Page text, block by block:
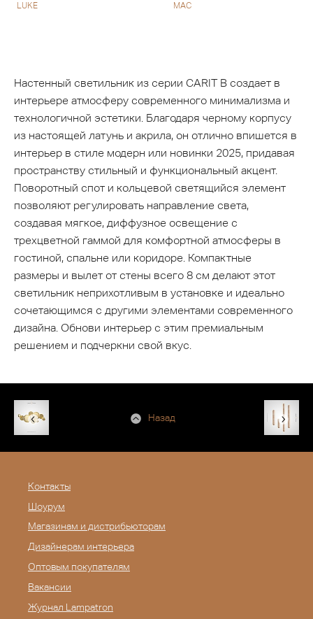
LUKE MAC
Настенный светильник из серии CARIT B создает в
интерьере атмосферу современного минимализма и
технологичной эстетики. Благодаря черному корпусу
из настоящей латунь и акрила, он отлично впишется в
интерьер в стиле модерн или новинки 2025, придавая
пространству стильный и функциональный акцент.
Поворотный спот и кольцевой светящийся элемент
позволяют регулировать направление света,
создавая мягкое, диффузное освещение с
трехцветной гаммой для комфортной атмосферы в
гостиной, спальне или коридоре. Компактные
размеры и вылет от стены всего 8 см делают этот
светильник неприхотливым в установке и идеально
сочетающимся с другими элементами современного
дизайна. Обнови интерьер с этим премиальным
решением и подчеркни свой вкус.
Назад
Контакты
Шоурум
Магазинам и дистрибьюторам
Дизайнерам интерьера
Оптовым покупателям
Вакансии
Журнал Lampatron